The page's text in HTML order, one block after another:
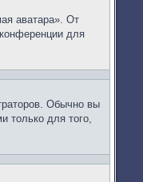
аватара». От
для
Обычно вы
только для того,